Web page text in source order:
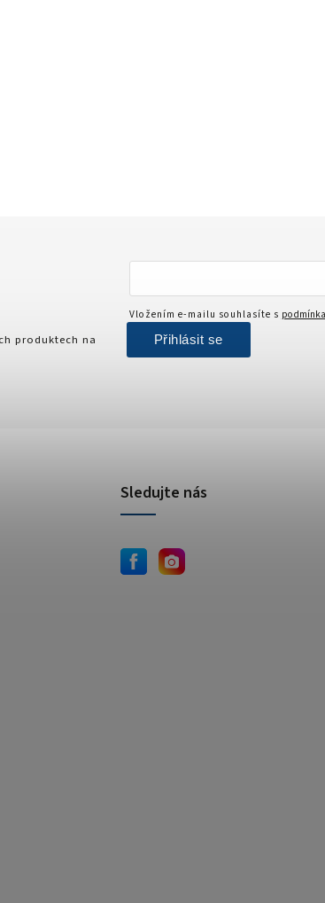
produktech na
Vložením e-mailu souhlasíte s
Přihlásit se
Sledujte nás